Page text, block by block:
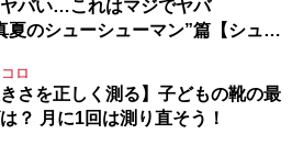
バい…これはマジでヤバ
のシューシューマン”篇【シュー
ロ
きさを正しく測る】子どもの靴の最
？ 月に1回は測り直そう！